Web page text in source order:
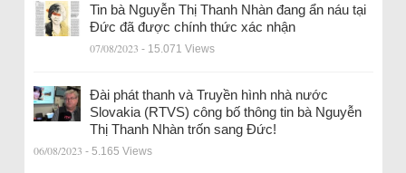
Tin bà Nguyễn Thị Thanh Nhàn đang ẩn náu tại
Đức đã được chính thức xác nhận
07/08/2023 - 15.071 Views
Đài phát thanh và Truyền hình nhà nước
Slovakia (RTVS) công bố thông tin bà Nguyễn
Thị Thanh Nhàn trốn sang Đức!
06/08/2023 - 5.165 Views